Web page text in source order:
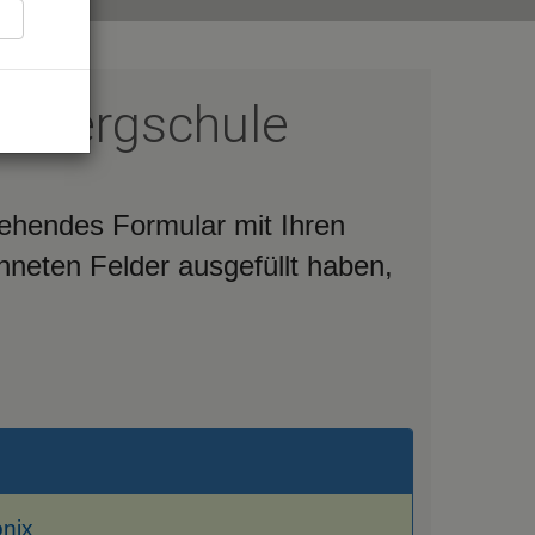
Bergschule
Formular mit Ihren
Felder ausgefüllt haben,